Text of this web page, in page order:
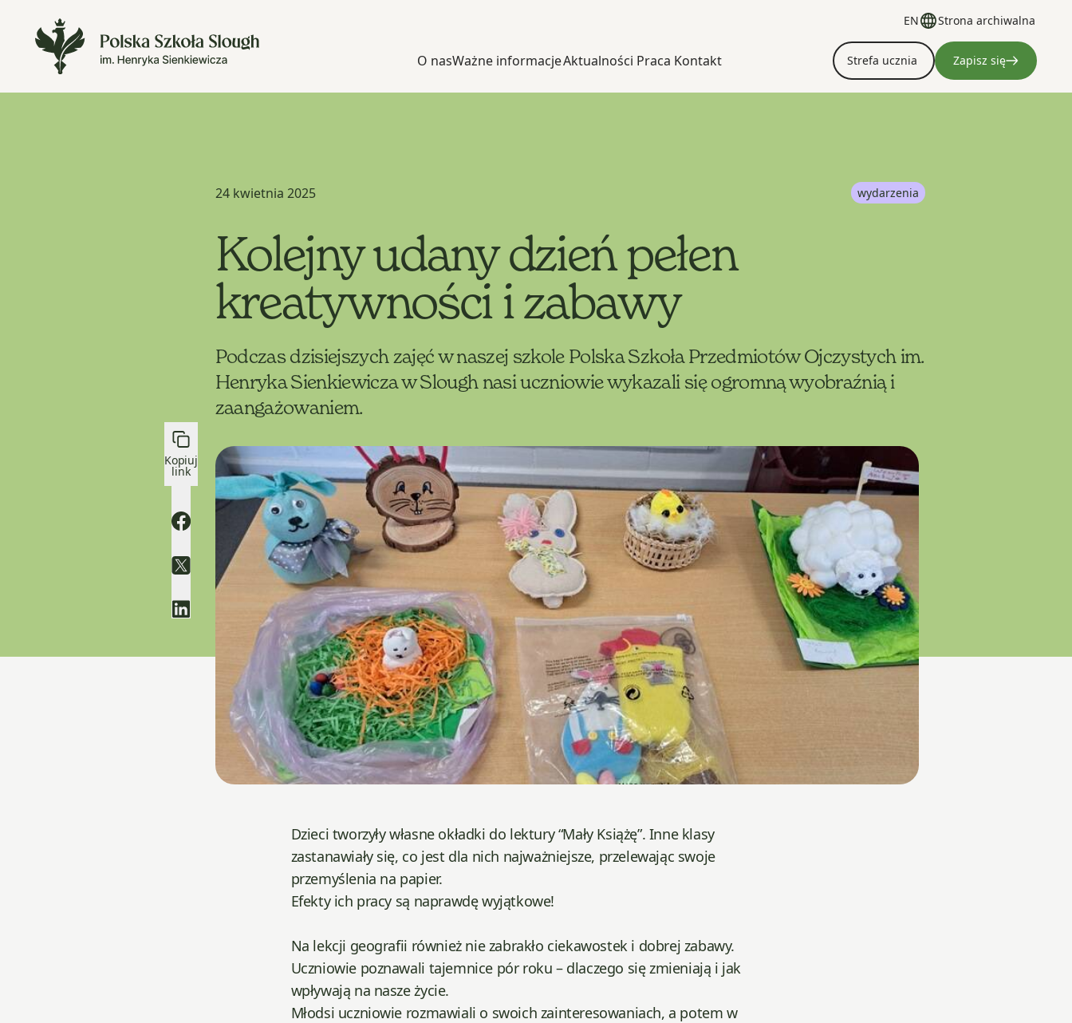
EN Strona archiwalna
O nasWażne informacjeAktualności Praca Kontakt Strefa ucznia Zapisz się
Kopiuj
link
24 kwietnia 2025 wydarzenia
Kolejny udany dzień pełen
kreatywności i zabawy
Podczas dzisiejszych zajęć w naszej szkole Polska Szkoła Przedmiotów Ojczystych im.
Henryka Sienkiewicza w Slough nasi uczniowie wykazali się ogromną wyobraźnią i
zaangażowaniem.
Dzieci tworzyły własne okładki do lektury “Mały Książę”. Inne klasy
zastanawiały się, co jest dla nich najważniejsze, przelewając swoje
przemyślenia na papier.
Efekty ich pracy są naprawdę wyjątkowe!
Na lekcji geografii również nie zabrakło ciekawostek i dobrej zabawy.
Uczniowie poznawali tajemnice pór roku – dlaczego się zmieniają i jak
wpływają na nasze życie.
Młodsi uczniowie rozmawiali o swoich zainteresowaniach, a potem w